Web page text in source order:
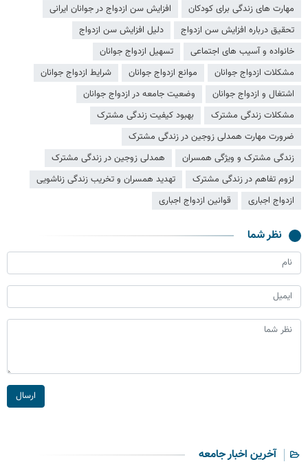
مهارت های زندگی برای کودکان
افزایش سن ازدواج در جوانان ایرانی
تحقیق درباره افزایش سن ازدواج
دلیل افزایش سن ازدواج
خانواده و آسیب های اجتماعی
تسهیل ازدواج جوانان
مشکلات ازدواج جوانان
موانع ازدواج جوانان
شرایط ازدواج جوانان
اشتغال و ازدواج جوانان
وضعیت جامعه در ازدواج جوانان
مشکلات زندگی مشترک
بهبود کیفیت زندگی مشترک
ضرورت مهارت همدلی زوجین در زندگی مشترک
زندگی مشترک و ویژگی همسران
همدلی زوجین در زندگی مشترک
لزوم تفاهم در زندگی مشترک
تهدید همسران و تخریب زندگی زناشویی
ازدواج اجباری
قوانین ازدواج اجباری
نظر شما
ارسال
آخرین اخبار جامعه